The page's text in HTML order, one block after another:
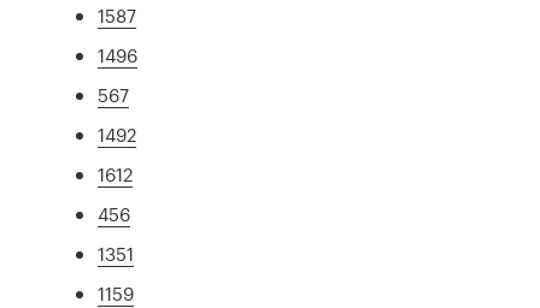
1587
1496
567
1492
1612
456
1351
1159